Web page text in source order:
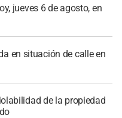
jueves 6 de agosto, en
en situación de calle en
de la propiedad